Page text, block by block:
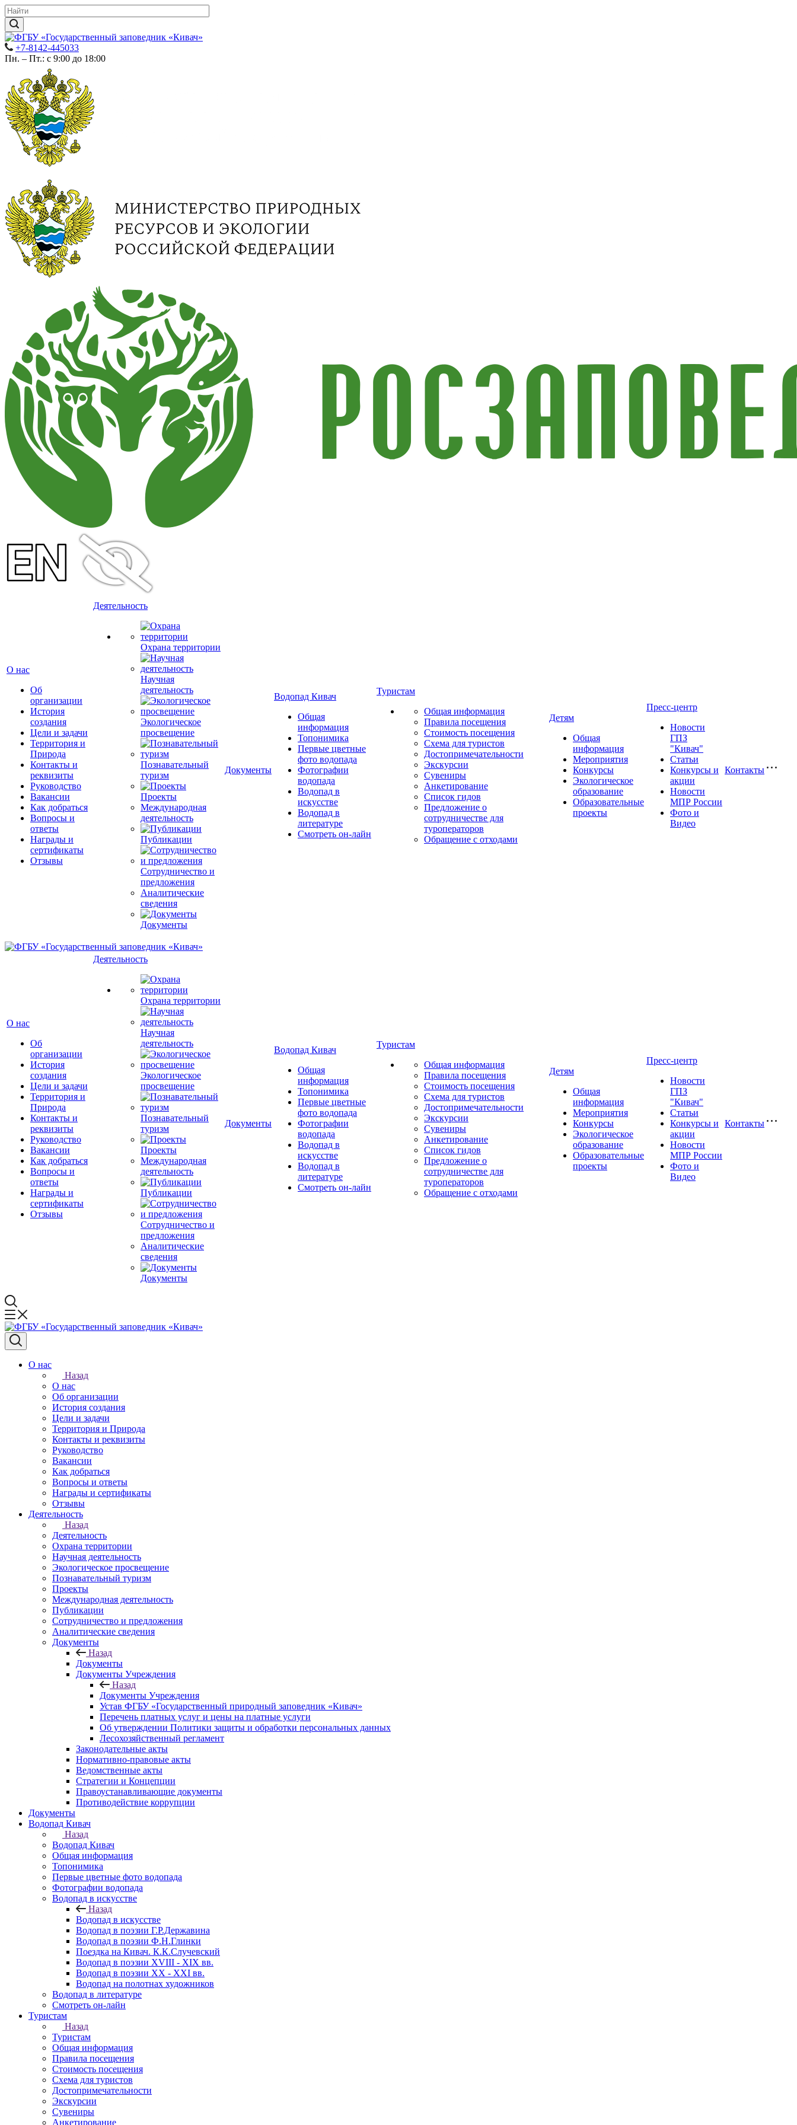
+7-8142-445033
Пн. – Пт.: с 9:00 до 18:00
О нас
Об
организации
История
создания
Цели и задачи
Территория и
Природа
Контакты и
реквизиты
Руководство
Вакансии
Как добраться
Вопросы и
ответы
Награды и
сертификаты
Отзывы
Деятельность
Охрана территории
Научная
деятельность
Экологическое
просвещение
Познавательный
туризм
Проекты
Международная
деятельность
Публикации
Сотрудничество и
предложения
Аналитические
сведения
Документы
Документы
Водопад Кивач
Общая
информация
Топонимика
Первые цветные
фото водопада
Фотографии
водопада
Водопад в
искусстве
Водопад в
литературе
Смотреть он-лайн
Туристам
Общая информация
Правила посещения
Стоимость посещения
Схема для туристов
Достопримечательности
Экскурсии
Сувениры
Анкетирование
Список гидов
Предложение о
сотрудничестве для
туроператоров
Обращение с отходами
Детям
Общая
информация
Мероприятия
Конкурсы
Экологическое
образование
Образовательные
проекты
Пресс-центр
Новости
ГПЗ
"Кивач"
Статьи
Конкурсы и
акции
Новости
МПР России
Фото и
Видео
Контакты
О нас
Об
организации
История
создания
Цели и задачи
Территория и
Природа
Контакты и
реквизиты
Руководство
Вакансии
Как добраться
Вопросы и
ответы
Награды и
сертификаты
Отзывы
Деятельность
Охрана территории
Научная
деятельность
Экологическое
просвещение
Познавательный
туризм
Проекты
Международная
деятельность
Публикации
Сотрудничество и
предложения
Аналитические
сведения
Документы
Документы
Водопад Кивач
Общая
информация
Топонимика
Первые цветные
фото водопада
Фотографии
водопада
Водопад в
искусстве
Водопад в
литературе
Смотреть он-лайн
Туристам
Общая информация
Правила посещения
Стоимость посещения
Схема для туристов
Достопримечательности
Экскурсии
Сувениры
Анкетирование
Список гидов
Предложение о
сотрудничестве для
туроператоров
Обращение с отходами
Детям
Общая
информация
Мероприятия
Конкурсы
Экологическое
образование
Образовательные
проекты
Пресс-центр
Новости
ГПЗ
"Кивач"
Статьи
Конкурсы и
акции
Новости
МПР России
Фото и
Видео
Контакты
О нас
Назад
О нас
Об организации
История создания
Цели и задачи
Территория и Природа
Контакты и реквизиты
Руководство
Вакансии
Как добраться
Вопросы и ответы
Награды и сертификаты
Отзывы
Деятельность
Назад
Деятельность
Охрана территории
Научная деятельность
Экологическое просвещение
Познавательный туризм
Проекты
Международная деятельность
Публикации
Сотрудничество и предложения
Аналитические сведения
Документы
Назад
Документы
Документы Учреждения
Назад
Документы Учреждения
Устав ФГБУ «Государственный природный заповедник «Кивач»
Перечень платных услуг и цены на платные услуги
Об утверждении Политики защиты и обработки персональных данных
Лесохозяйственный регламент
Законодательные акты
Нормативно-правовые акты
Ведомственные акты
Стратегии и Концепции
Правоустанавливающие документы
Противодействие коррупции
Документы
Водопад Кивач
Назад
Водопад Кивач
Общая информация
Топонимика
Первые цветные фото водопада
Фотографии водопада
Водопад в искусстве
Назад
Водопад в искусстве
Водопад в поэзии Г.Р.Державина
Водопад в поэзии Ф.Н.Глинки
Поездка на Кивач. К.К.Случевский
Водопад в поэзии XVIII - XIX вв.
Водопад в поэзии XX - XXI вв.
Водопад на полотнах художников
Водопад в литературе
Смотреть он-лайн
Туристам
Назад
Туристам
Общая информация
Правила посещения
Стоимость посещения
Схема для туристов
Достопримечательности
Экскурсии
Сувениры
Анкетирование